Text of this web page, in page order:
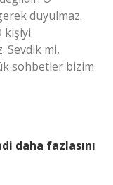
duyulmaz.
kişiyi
Sevdik mi,
sohbetler bizim
daha fazlasını